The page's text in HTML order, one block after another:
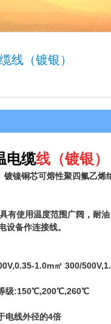
线（镀银）
电缆线 （镀银）
镍铜芯可熔性聚四氟乙烯
使用温度范围广阔，耐
设备作连接线。
1.0m㎡ 300/
级:150℃,200℃,260℃
电线外径的4倍